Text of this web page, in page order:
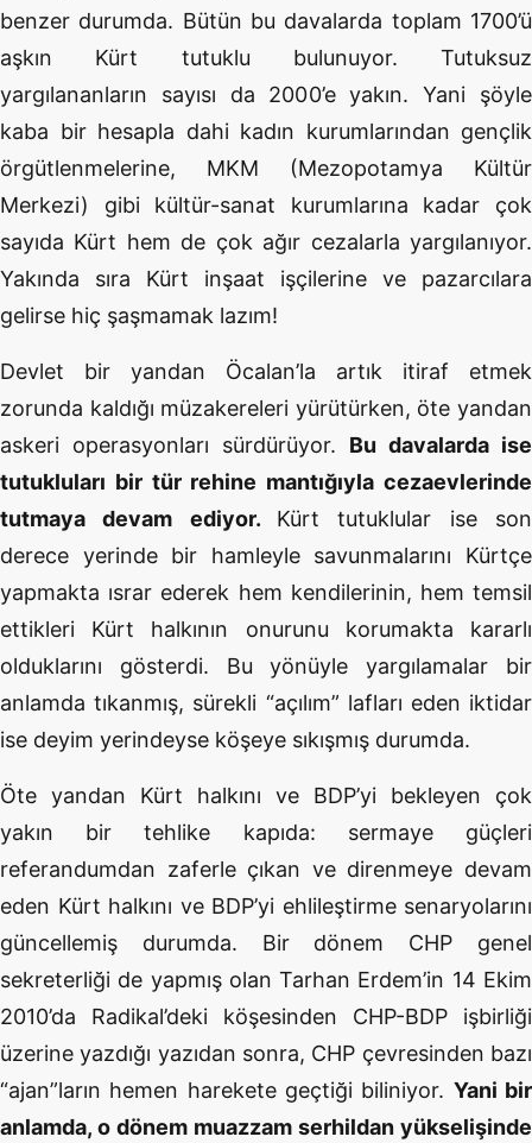
benzer durumda. Bütün bu davalarda toplam 1700’ü
aşkın Kürt tutuklu bulunuyor. Tutuksuz
yargılananların sayısı da 2000’e yakın. Yani şöyle
kaba bir hesapla dahi kadın kurumlarından gençlik
örgütlenmelerine, MKM (Mezopotamya Kültür
Merkezi) gibi kültür-sanat kurumlarına kadar çok
sayıda Kürt hem de çok ağır cezalarla yargılanıyor.
Yakında sıra Kürt inşaat işçilerine ve pazarcılara
gelirse hiç şaşmamak lazım!
Devlet bir yandan Öcalan’la artık itiraf etmek
zorunda kaldığı müzakereleri yürütürken, öte yandan
askeri operasyonları sürdürüyor. Bu davalarda ise
tutukluları bir tür rehine mantığıyla cezaevlerinde
tutmaya devam ediyor. Kürt tutuklular ise son
derece yerinde bir hamleyle savunmalarını Kürtçe
yapmakta ısrar ederek hem kendilerinin, hem temsil
ettikleri Kürt halkının onurunu korumakta kararlı
olduklarını gösterdi. Bu yönüyle yargılamalar bir
anlamda tıkanmış, sürekli “açılım” lafları eden iktidar
ise deyim yerindeyse köşeye sıkışmış durumda.
Öte yandan Kürt halkını ve BDP’yi bekleyen çok
yakın bir tehlike kapıda: sermaye güçleri
referandumdan zaferle çıkan ve direnmeye devam
eden Kürt halkını ve BDP’yi ehlileştirme senaryolarını
güncellemiş durumda. Bir dönem CHP genel
sekreterliği de yapmış olan Tarhan Erdem’in 14 Ekim
2010’da Radikal’deki köşesinden CHP-BDP işbirliği
üzerine yazdığı yazıdan sonra, CHP çevresinden bazı
“ajan”ların hemen harekete geçtiği biliniyor. Yani bir
anlamda, o dönem muazzam serhildan yükselişinde